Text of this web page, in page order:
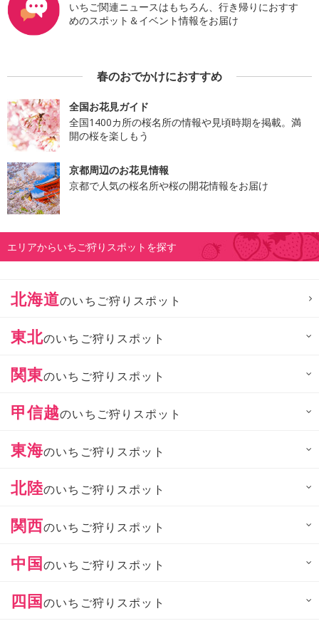
いちご関連ニュースはもちろん、行き帰りにおすす
めのスポット＆イベント情報をお届け
春のおでかけにおすすめ
全国お花見ガイド
全国1400カ所の桜名所の情報や見頃時期を掲載。満
開の桜を楽しもう
京都周辺のお花見情報
京都で人気の桜名所や桜の開花情報をお届け
エリアからいちご狩りスポットを探す
北海道のいちご狩りスポット
東北のいちご狩りスポット
関東のいちご狩りスポット
甲信越のいちご狩りスポット
東海のいちご狩りスポット
北陸のいちご狩りスポット
関西のいちご狩りスポット
中国のいちご狩りスポット
四国のいちご狩りスポット